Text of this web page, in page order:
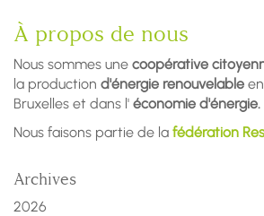
À propos de nous
Nous sommes une coopérative
la production d'énergie renouvelable
Bruxelles et dans l' économie d'énergie.
Nous faisons partie de la fédération
Archives
2026